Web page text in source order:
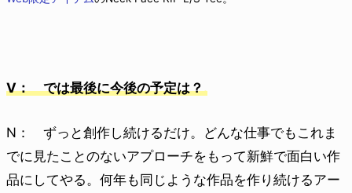
V： では最後に今後の予定は？
N： ずっと創作し続けるだけ。どんな仕事でもこれま
でに見たことのないアプローチをもって新鮮で面白い作
品にしてやる。何年も同じような作品を作り続けるアー